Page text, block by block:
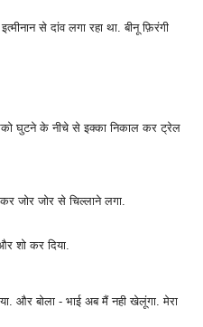
से दांव लगा रहा था. बीनू फ़िरंगी
घुटने के नीचे से इक्का निकाल कर ट्रेल
जोर जोर से चिल्लाने लगा.
शो कर दिया.
और बोला - भाई अब मैं नही खेलूंगा. मेरा